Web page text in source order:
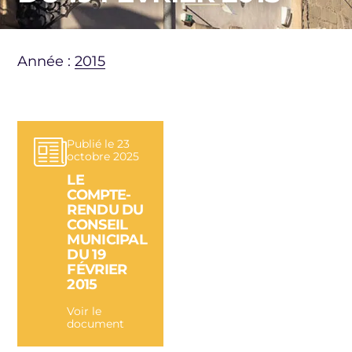
Année :2015
Publié le 23
octobre 2025
LE
COMPTE-
RENDU DU
CONSEIL
MUNICIPAL
DU 19
FÉVRIER
2015
Voir le
document